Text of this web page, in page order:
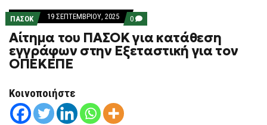
ΠΑΣΟΚ 19 ΣΕΠΤΕΜΒΡΊΟΥ, 2025 0 COMMENTS
ON
ΑΊΤΗΜΑ
ΤΟΥ
ΠΑΣΟΚ
Αίτημα του ΠΑΣΟΚ για κατάθεση
εγγράφων στην Εξεταστική για τον
ΟΠΕΚΕΠΕ
Κοινοποιήστε